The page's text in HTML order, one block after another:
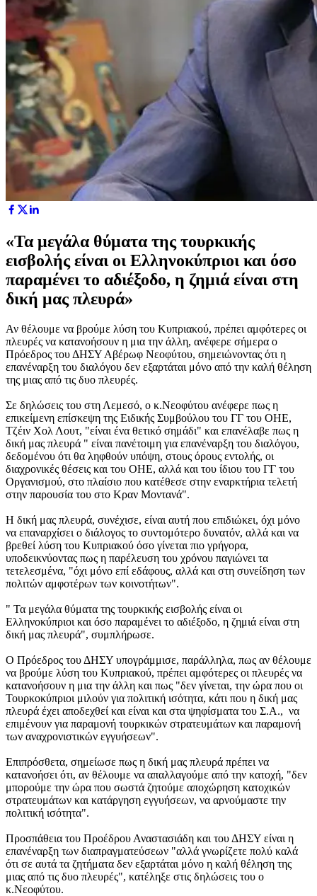
«Τα μεγάλα θύματα της τουρκικής
εισβολής είναι οι Ελληνοκύπριοι και όσο
παραμένει το αδιέξοδο, η ζημιά είναι στη
δική μας πλευρά»
Αν θέλουμε να βρούμε λύση του Κυπριακού, πρέπει αμφότερες οι
πλευρές να κατανοήσουν η μια την άλλη, ανέφερε σήμερα ο
Πρόεδρος του ΔΗΣΥ Αβέρωφ Νεοφύτου, σημειώνοντας ότι η
επανέναρξη του διαλόγου δεν εξαρτάται μόνο από την καλή θέληση
της μιας από τις δυο πλευρές.
Σε δηλώσεις του στη Λεμεσό, ο κ.Νεοφύτου ανέφερε πως η
επικείμενη επίσκεψη της Ειδικής Συμβούλου του ΓΓ του ΟΗΕ,
Τζέιν Χολ Λουτ, "είναι ένα θετικό σημάδι" και επανέλαβε πως η
δική μας πλευρά " είναι πανέτοιμη για επανέναρξη του διαλόγου,
δεδομένου ότι θα ληφθούν υπόψη, στους όρους εντολής, οι
διαχρονικές θέσεις και του ΟΗΕ, αλλά και του ίδιου του ΓΓ του
Οργανισμού, στο πλαίσιο που κατέθεσε στην εναρκτήρια τελετή
στην παρουσία του στο Κραν Μοντανά".
Η δική μας πλευρά, συνέχισε, είναι αυτή που επιδιώκει, όχι μόνο
να επαναρχίσει ο διάλογος το συντομότερο δυνατόν, αλλά και να
βρεθεί λύση του Κυπριακού όσο γίνεται πιο γρήγορα,
υποδεικνύοντας πως η παρέλευση του χρόνου παγιώνει τα
τετελεσμένα, "όχι μόνο επί εδάφους, αλλά και στη συνείδηση των
πολιτών αμφοτέρων των κοινοτήτων".
" Τα μεγάλα θύματα της τουρκικής εισβολής είναι οι
Ελληνοκύπριοι και όσο παραμένει το αδιέξοδο, η ζημιά είναι στη
δική μας πλευρά", συμπλήρωσε.
Ο Πρόεδρος του ΔΗΣΥ υπογράμμισε, παράλληλα, πως αν θέλουμε
να βρούμε λύση του Κυπριακού, πρέπει αμφότερες οι πλευρές να
κατανοήσουν η μια την άλλη και πως "δεν γίνεται, την ώρα που οι
Τουρκοκύπριοι μιλούν για πολιτική ισότητα, κάτι που η δική μας
πλευρά έχει αποδεχθεί και είναι και στα ψηφίσματα του Σ.Α., να
επιμένουν για παραμονή τουρκικών στρατευμάτων και παραμονή
των αναχρονιστικών εγγυήσεων".
Επιπρόσθετα, σημείωσε πως η δική μας πλευρά πρέπει να
κατανοήσει ότι, αν θέλουμε να απαλλαγούμε από την κατοχή, "δεν
μπορούμε την ώρα που σωστά ζητούμε αποχώρηση κατοχικών
στρατευμάτων και κατάργηση εγγυήσεων, να αρνούμαστε την
πολιτική ισότητα".
Προσπάθεια του Προέδρου Αναστασιάδη και του ΔΗΣΥ είναι η
επανέναρξη των διαπραγματεύσεων "αλλά γνωρίζετε πολύ καλά
ότι σε αυτά τα ζητήματα δεν εξαρτάται μόνο η καλή θέληση της
μιας από τις δυο πλευρές", κατέληξε στις δηλώσεις του ο
κ.Νεοφύτου.